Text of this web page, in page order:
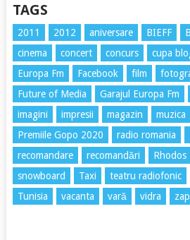
TAGS
2011 2012 aniversare BIEFF
cinema
concert concurs cupa
Europa Fm
Facebook film
Future of Media
Garajul Europa Fm
imagini
impresii magazin muzica
Premiile Gopo 2020
radio romania
recomandare
recomandări Rhodos
snowboard
Taxi teatru radiofonic
Tunisia
vacanta vară vidra